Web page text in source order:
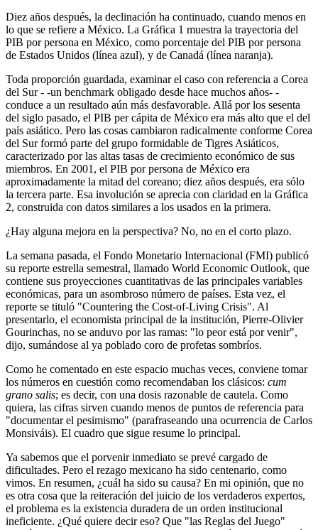
Diez años después, la declinación ha continuado, cuando menos en
lo que se refiere a México. La Gráfica 1 muestra la trayectoria del
PIB por persona en México, como porcentaje del PIB por persona
de Estados Unidos (línea azul), y de Canadá (línea naranja).
Toda proporción guardada, examinar el caso con referencia a Corea
del Sur - -un benchmark obligado desde hace muchos años- -
conduce a un resultado aún más desfavorable. Allá por los sesenta
del siglo pasado, el PIB per cápita de México era más alto que el del
país asiático. Pero las cosas cambiaron radicalmente conforme Corea
del Sur formó parte del grupo formidable de Tigres Asiáticos,
caracterizado por las altas tasas de crecimiento económico de sus
miembros. En 2001, el PIB por persona de México era
aproximadamente la mitad del coreano; diez años después, era sólo
la tercera parte. Esa involución se aprecia con claridad en la Gráfica
2, construida con datos similares a los usados en la primera.
¿Hay alguna mejora en la perspectiva? No, no en el corto plazo.
La semana pasada, el Fondo Monetario Internacional (FMI) publicó
su reporte estrella semestral, llamado World Economic Outlook, que
contiene sus proyecciones cuantitativas de las principales variables
económicas, para un asombroso número de países. Esta vez, el
reporte se tituló "Countering the Cost-of-Living Crisis". Al
presentarlo, el economista principal de la institución, Pierre-Olivier
Gourinchas, no se anduvo por las ramas: "lo peor está por venir",
dijo, sumándose al ya poblado coro de profetas sombríos.
Como he comentado en este espacio muchas veces, conviene tomar
los números en cuestión como recomendaban los clásicos: cum
grano salis; es decir, con una dosis razonable de cautela. Como
quiera, las cifras sirven cuando menos de puntos de referencia para
"documentar el pesimismo" (parafraseando una ocurrencia de Carlos
Monsiváis). El cuadro que sigue resume lo principal.
Ya sabemos que el porvenir inmediato se prevé cargado de
dificultades. Pero el rezago mexicano ha sido centenario, como
vimos. En resumen, ¿cuál ha sido su causa? En mi opinión, que no
es otra cosa que la reiteración del juicio de los verdaderos expertos,
el problema es la existencia duradera de un orden institucional
ineficiente. ¿Qué quiere decir eso? Que "las Reglas del Juego"